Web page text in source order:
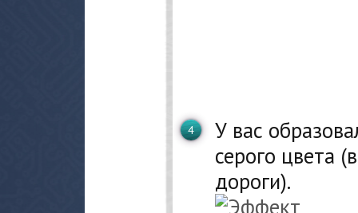
У вас
серого цвета
дороги).